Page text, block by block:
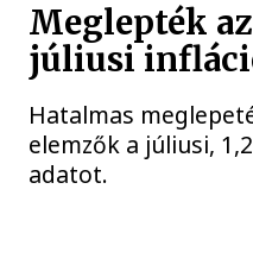
Meglepték
júliusi
Hatalmas
elemzők a júliusi,
adatot.